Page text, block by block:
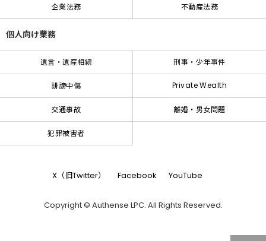
企業法務 不動産法務
個人向け業務
遺言・遺産相続 刑事・少年事件
誹謗中傷 Private Wealth
交通事故 離婚・男女問題
犯罪被害者
X（旧Twitter） Facebook YouTube
Copyright © Authense LPC. All Rights Reserved.